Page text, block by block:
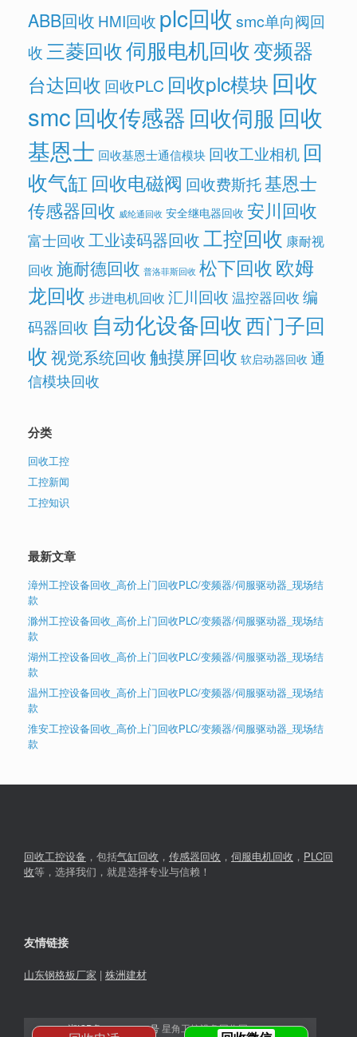
ABB回收 HMI回收 plc回收 smc单向阀回
收 三菱回收伺服电机回收变频器
台达回收 回收PLC 回收plc模块 回收
smc回收传感器回收伺服 回收
基恩士 回收基恩士通信模块 回收工业相机 回
收气缸 回收电磁阀 回收费斯托基恩士
传感器回收 威纶通回收 安全继电器回收 安川回收
富士回收 工业读码器回收工控回收 康耐视
回收 施耐德回收 普洛菲斯回收 松下回收欧姆
龙回收 步进电机回收 汇川回收 温控器回收 编
码器回收 自动化设备回收西门子回
收视觉系统回收触摸屏回收 软启动器回收 通
信模块回收
分类
回收工控
工控新闻
工控知识
最新文章
漳州工控设备回收_高价上门回收PLC/变频器/伺服驱动器_现场结
款
滁州工控设备回收_高价上门回收PLC/变频器/伺服驱动器_现场结
款
湖州工控设备回收_高价上门回收PLC/变频器/伺服驱动器_现场结
款
温州工控设备回收_高价上门回收PLC/变频器/伺服驱动器_现场结
款
淮安工控设备回收_高价上门回收PLC/变频器/伺服驱动器_现场结
款
回收工控设备 ，包括气缸回收 ， 传感器回收 ， 伺服电机回收 ， PLC回
收等，选择我们，就是选择专业与信赖！
友情链接
山东钢格板厂家 | 株洲建材
湘ICP备2023030366号星角工控设备回收网© 2026